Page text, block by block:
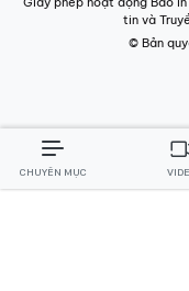
tin và
© Bản
CHUYÊN MỤC